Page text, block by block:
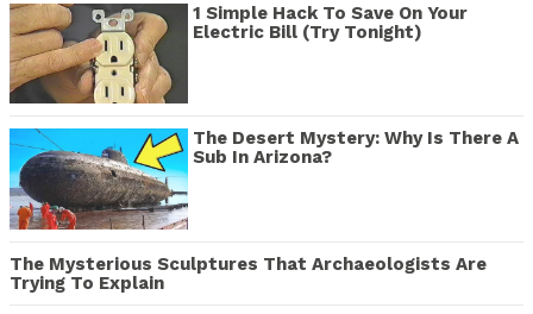
1 Simple Hack To Save On Your
Electric Bill (Try Tonight)
The Desert Mystery: Why Is There A
Sub In Arizona?
The Mysterious Sculptures That Archaeologists Are
Trying To Explain